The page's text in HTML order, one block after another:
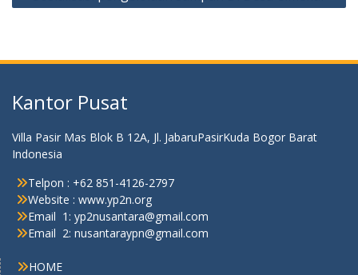
Kantor Pusat
Villa Pasir Mas Blok B 12A, Jl. JabaruPasirKuda Bogor Barat
Indonesia
Telpon : +62 851-4126-2797
Website : www.yp2n.org
Email 1: yp2nusantara@gmail.com
Email 2: nusantaraypn@gmail.com
HOME